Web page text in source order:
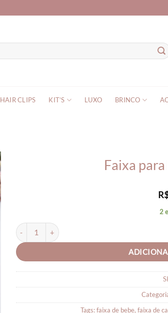
HAIR CLIPS KIT’S LUXO BRINCO
Faixa
2
Faixa para bebê Melancia quantidade
Tags:faixa de bebe,faixa de